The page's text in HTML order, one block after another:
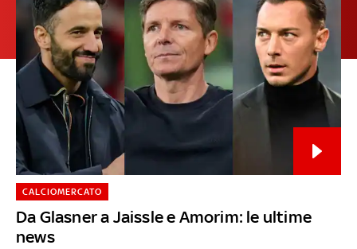
Da Glasner a Jaissle e Amorim: le ultime
news
CALCIOMERCATO